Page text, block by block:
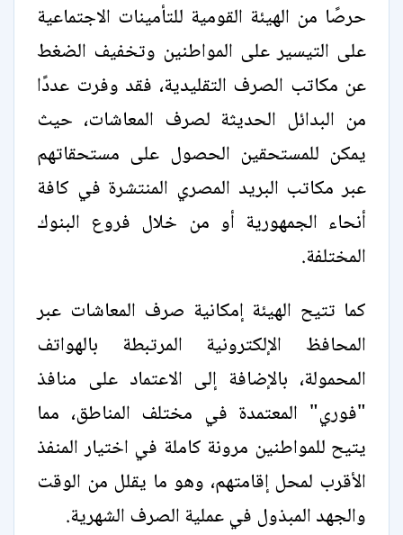
حرصًا من الهيئة القومية للتأمينات الاجتماعية
على التيسير على المواطنين وتخفيف الضغط
عن مكاتب الصرف التقليدية، فقد وفرت عددًا
من البدائل الحديثة لصرف المعاشات، حيث
يمكن للمستحقين الحصول على مستحقاتهم
عبر مكاتب البريد المصري المنتشرة في كافة
أنحاء الجمهورية أو من خلال فروع البنوك
المختلفة.
كما تتيح الهيئة إمكانية صرف المعاشات عبر
المحافظ الإلكترونية المرتبطة بالهواتف
المحمولة، بالإضافة إلى الاعتماد على منافذ
"فوري" المعتمدة في مختلف المناطق، مما
يتيح للمواطنين مرونة كاملة في اختيار المنفذ
الأقرب لمحل إقامتهم، وهو ما يقلل من الوقت
والجهد المبذول في عملية الصرف الشهرية.